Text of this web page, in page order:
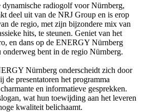
radiogolf voor Nürnberg,
deel uit van de NRJ Group en is erop
de regio, met zijn bijzondere mix van
hits, te steunen. Geniet van het
en dans op de ENERGY Nürnberg
bent in de regio Nürnberg.
Nürnberg onderscheidt zich door
presentatoren het programma
en informatieve gesprekken.
wat hun toewijding aan het leveren
kwaliteit belichaamt.